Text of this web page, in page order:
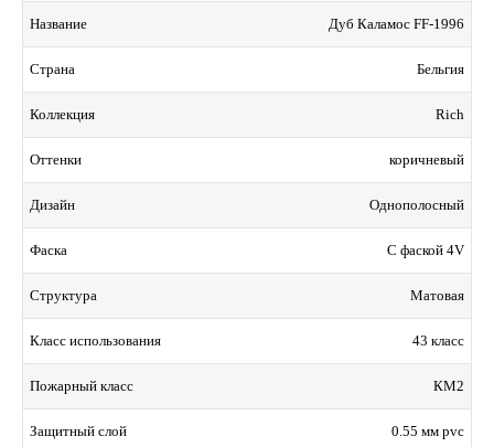
Название Дуб Каламос FF-1996
Страна Бельгия
Коллекция Rich
Оттенки коричневый
Дизайн Однополосный
Фаска С фаской 4V
Структура Матовая
Класс использования 43 класс
Пожарный класс КМ2
Защитный слой 0.55 мм pvc